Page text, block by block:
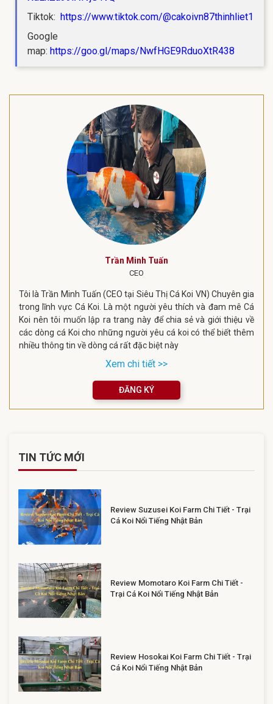
Tiktok: https://www.tiktok.com/@cakoivn87thinhliet1
Google
map: https://goo.gl/maps/NwfHGE9RduoXtR438
Trần Minh Tuấn
CEO
Tôi là Trần Minh Tuấn (CEO tại Siêu Thị Cá Koi VN) Chuyên gia
trong lĩnh vực Cá Koi. Là một người yêu thích và đam mê Cá
Koi nên tôi muốn lập ra trang này để chia sẻ và giới thiệu về
các dòng cá Koi cho những người yêu cá koi có thể biết thêm
nhiều thông tin về dòng cá rất đặc biệt này
Xem chi tiết >>
ĐĂNG KÝ
TIN TỨC MỚI
Review Suzusei Koi Farm Chi Tiết - Trại
Cá Koi Nổi Tiếng Nhật Bản
Review Momotaro Koi Farm Chi Tiết -
Trại Cá Koi Nổi Tiếng Nhật Bản
Review Hosokai Koi Farm Chi Tiết - Trại
Cá Koi Nổi Tiếng Nhật Bản